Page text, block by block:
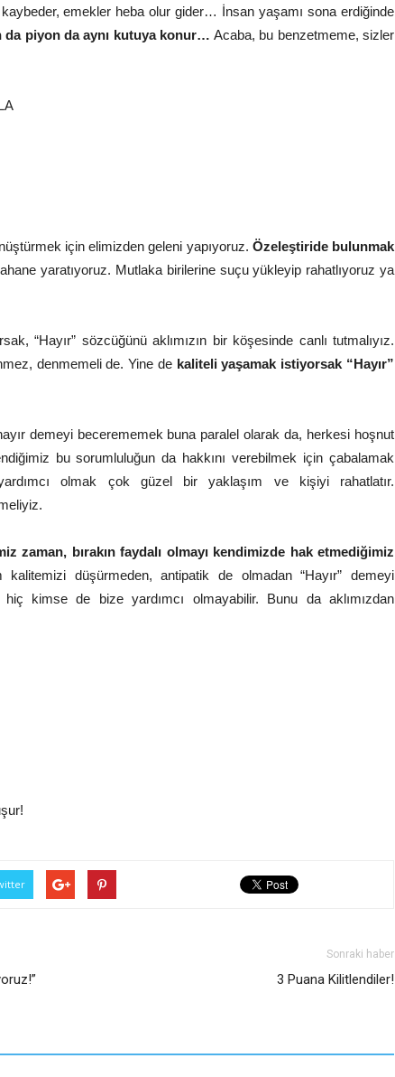
emekler heba olur gider… İnsan yaşamı sona erdiğinde
da piyon da aynı kutuya konur…Acaba, bu benzetmeme, sizler
için elimizden geleni yapıyoruz. Özeleştiride bulunmak
yaratıyoruz. Mutlaka birilerine suçu yükleyip rahatlıyoruz ya
“Hayır” sözcüğünü aklımızın bir köşesinde canlı tutmalıyız.
denmemeli de. Yine de kaliteli yaşamak istiyorsak “Hayır”
demeyi becerememek buna paralel olarak da, herkesi hoşnut
bu sorumluluğun da hakkını verebilmek için çabalamak
olmak çok güzel bir yaklaşım ve kişiyi rahatlatır.
zaman, bırakın faydalı olmayı kendimizde hak etmediğimiz
kalitemizi düşürmeden, antipatik de olmadan “Hayır” demeyi
hiç kimse de bize yardımcı olmayabilir. Bunu da aklımızdan
Sonraki haber
3 Puana Kilitlendiler!